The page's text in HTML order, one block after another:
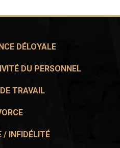
DÉLOYALE
DU PERSONNEL
TRAVAIL
/ INFIDÉLITÉ